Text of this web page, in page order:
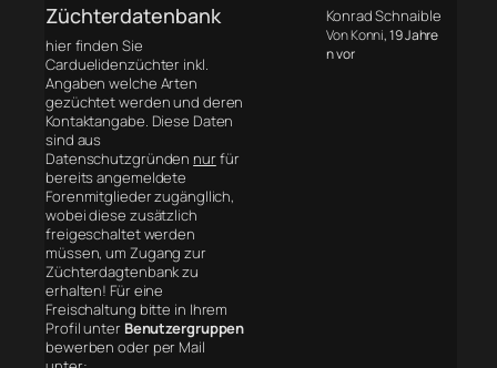
Züchterdatenbank
hier finden Sie
Carduelidenzüchter inkl.
Angaben welche Arten
gezüchtet werden und deren
Kontaktangabe. Diese Daten
sind aus
Datenschutzgründen nurfür
bereits angemeldete
Forenmitglieder zugängllich,
wobei diese zusätzlich
freigeschaltet werden
müssen, um Zugang zur
Züchterdagtenbank zu
erhalten! Für eine
Freischaltung bitte in Ihrem
Profil unter Benutzergruppen
bewerben oder per Mail
Konrad Schnaible
Von Konni, 19 Jahre
n vor